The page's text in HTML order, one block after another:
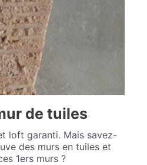
de tuiles
loft garanti. Mais savez-
des murs en tuiles et
1ers murs ?